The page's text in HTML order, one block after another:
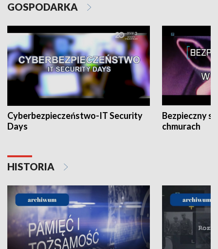
GOSPODARKA
Cyberbezpieczeństwo-IT Security
Days
Bezpieczny
chmurach
HISTORIA